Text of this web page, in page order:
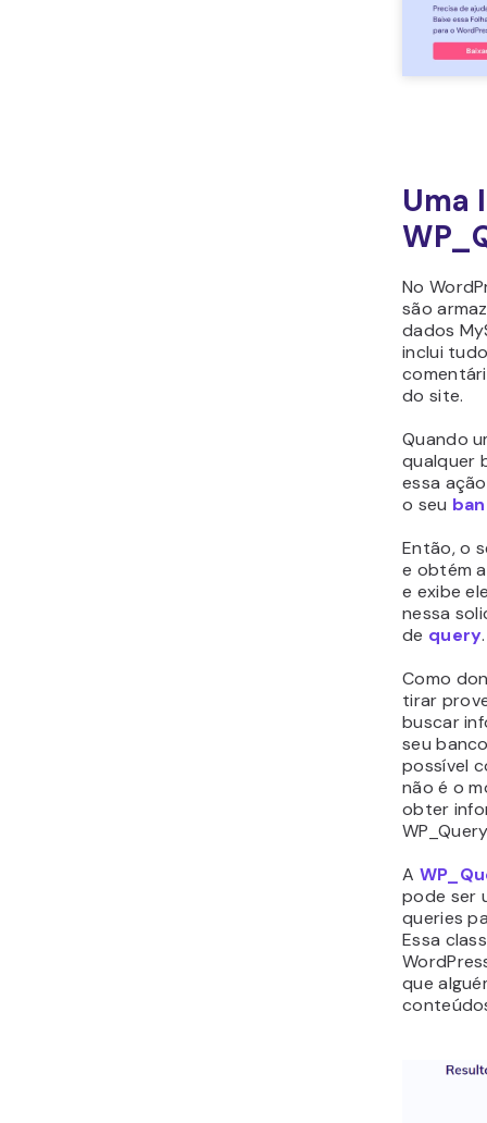
Uma
No
são
dados
inclui
do site.
Quando
qualquer
essa
o seu
Então, o
e obtém
e exibe
nessa
de query
Como
tirar
buscar
seu
possível
não é o
obter
A
pode ser
queries
Essa
que